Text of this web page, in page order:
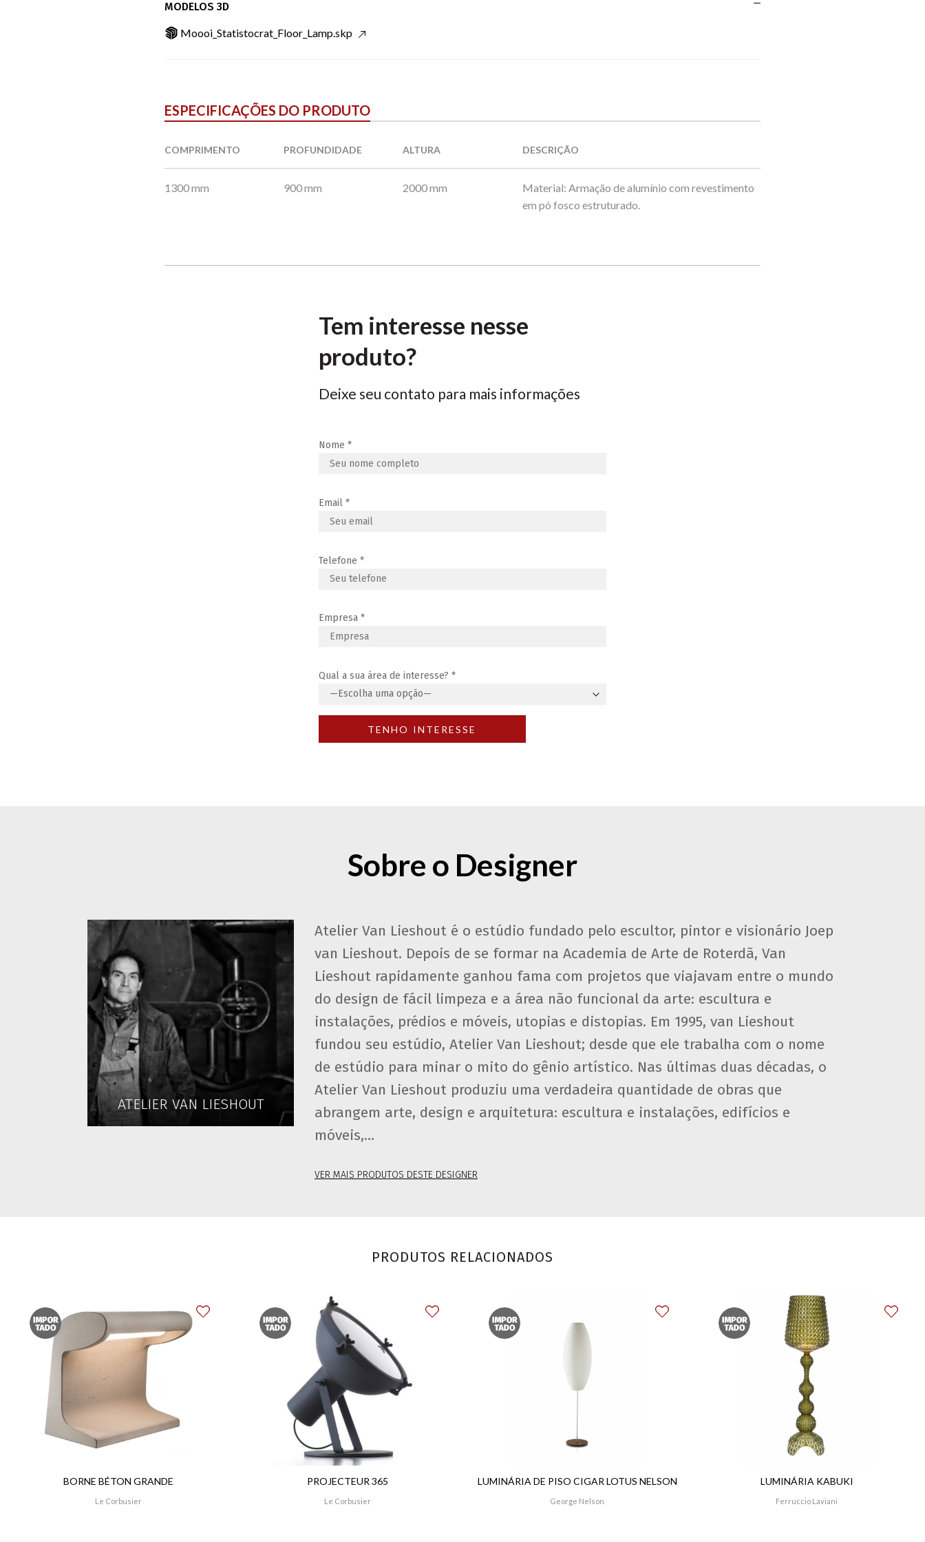
MODELOS 3D
Moooi_Statistocrat_Floor_Lamp.skp
ESPECIFICAÇÕES DO PRODUTO
COMPRIMENTO PROFUNDIDADE ALTURA DESCRIÇÃO
1300 mm 900 mm 2000 mm
Material: Armação de alumínio com revestimento
em pó fosco estruturado.
Tem interesse nesse
produto?
Deixe seu contato para mais informações
Nome *
Email *
Telefone *
Empresa *
Qual a sua área de interesse? *
Sobre o Designer
ATELIER VAN LIESHOUT
Atelier Van Lieshout é o estúdio fundado pelo escultor, pintor e visionário Joep
van Lieshout. Depois de se formar na Academia de Arte de Roterdã, Van
Lieshout rapidamente ganhou fama com projetos que viajavam entre o mundo
do design de fácil limpeza e a área não funcional da arte: escultura e
instalações, prédios e móveis, utopias e distopias. Em 1995, van Lieshout
fundou seu estúdio, Atelier Van Lieshout; desde que ele trabalha com o nome
de estúdio para minar o mito do gênio artístico. Nas últimas duas décadas, o
Atelier Van Lieshout produziu uma verdadeira quantidade de obras que
abrangem arte, design e arquitetura: escultura e instalações, edifícios e
móveis,...
VER MAIS PRODUTOS DESTE DESIGNER
PRODUTOS RELACIONADOS
BORNE BÉTON GRANDE
Le Corbusier
PROJECTEUR 365
Le Corbusier
LUMINÁRIA DE PISO CIGAR LOTUS NELSON
George Nelson
LUMINÁRIA KABUKI
Ferruccio Laviani